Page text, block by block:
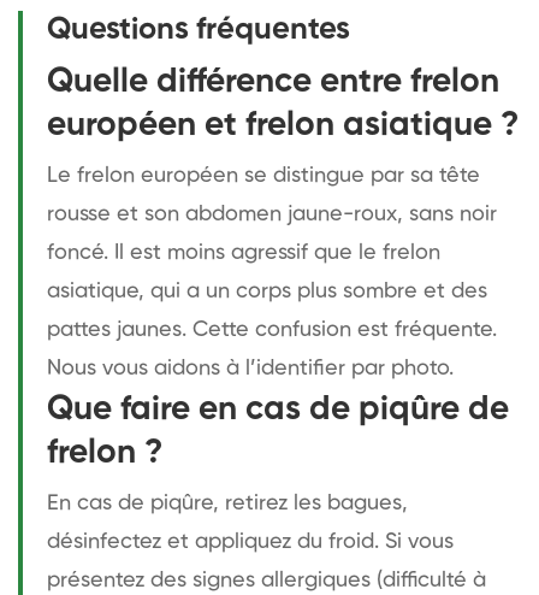
Questions fréquentes
Quelle différence entre frelon
européen et frelon asiatique ?
Le frelon européen se distingue par sa tête
rousse et son abdomen jaune-roux, sans noir
foncé. Il est moins agressif que le frelon
asiatique, qui a un corps plus sombre et des
pattes jaunes. Cette confusion est fréquente.
Nous vous aidons à l’identifier par photo.
Que faire en cas de piqûre de
frelon ?
En cas de piqûre, retirez les bagues,
désinfectez et appliquez du froid. Si vous
présentez des signes allergiques (difficulté à